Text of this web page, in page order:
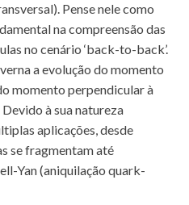
Pense nele como
na compreensão das
no cenário ‘back-to-back’.
a evolução do momento
momento perpendicular à
à sua natureza
aplicações, desde
se fragmentam até
Yan (aniquilação quark-